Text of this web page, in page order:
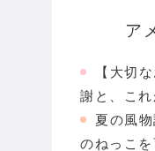
ア
【大切
謝と、こ
夏の風
のねっこ